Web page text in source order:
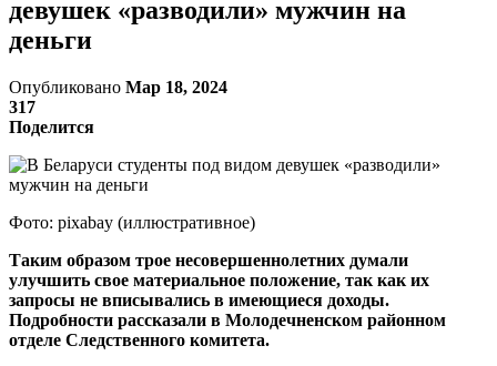
девушек «разводили» мужчин на
деньги
Опубликовано Мар 18, 2024
317
Поделится
Фото: pixabay (иллюстративное)
Таким образом трое несовершеннолетних думали
улучшить свое материальное положение, так как их
запросы не вписывались в имеющиеся доходы.
Подробности рассказали в Молодечненском районном
отделе Следственного комитета.